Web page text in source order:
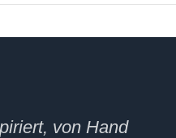
von Hand